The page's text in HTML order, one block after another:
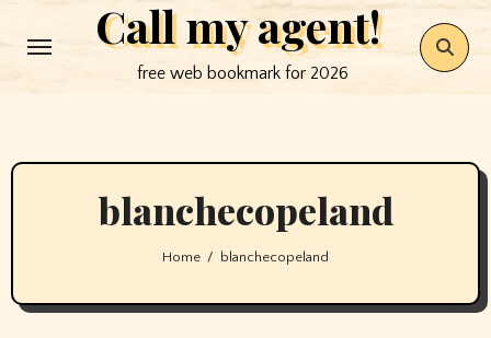
to
Call my agent!
free web bookmark for 2026
blanchecopeland
Home blanchecopeland